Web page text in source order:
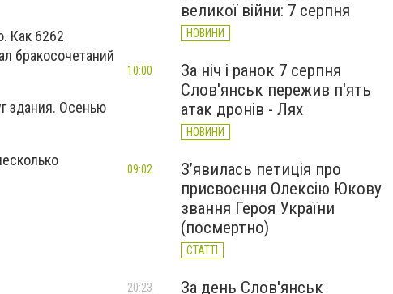
Как 6262
бракосочетаний
здания. Осенью
великої війни: 7 серпня
НОВИНИ
За ніч і ранок 7 серпня
Слов'янськ пережив п'ять
атак дронів - Лях
НОВИНИ
10:00
З’явилась петиція про
присвоєння Олексію Юкову
звання Героя України
(посмертно)
СТАТТІ
09:02
За день Слов'янськ
20:23